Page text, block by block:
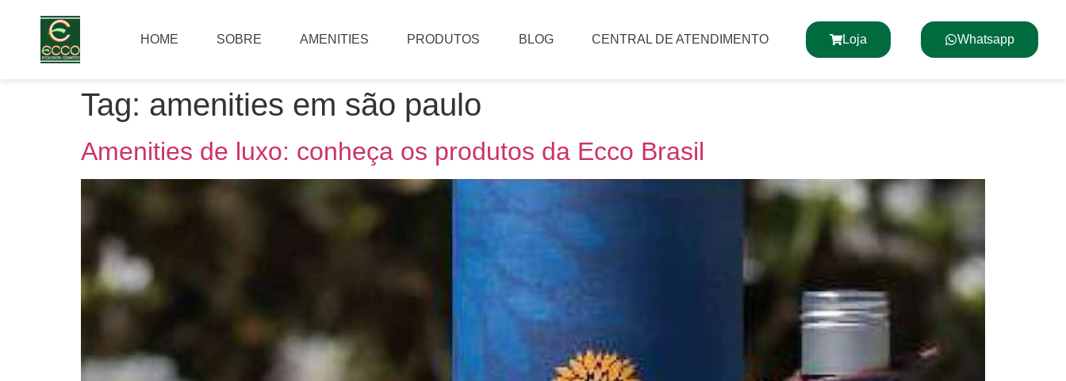
HOME SOBRE AMENITIES PRODUTOS BLOG CENTRAL DE ATENDIMENTO Loja Whatsapp
Tag: amenities em são paulo
Amenities de luxo: conheça os produtos da Ecco Brasil